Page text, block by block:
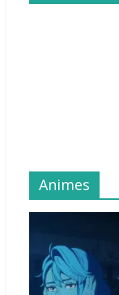
Animes